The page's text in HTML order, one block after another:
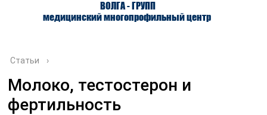
ВОЛГА - ГРУПП
медицинский многопрофильный центр
О ЦЕНТРЕ
Статьи ›
Молоко, тестостерон и
фертильность